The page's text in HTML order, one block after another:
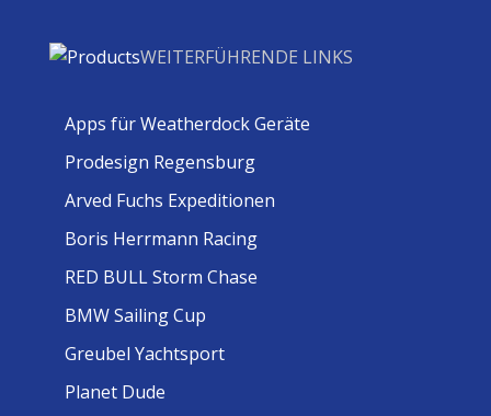
WEITERFÜHRENDE LINKS
Apps für Weatherdock Geräte
Prodesign Regensburg
Arved Fuchs Expeditionen
Boris Herrmann Racing
RED BULL Storm Chase
BMW Sailing Cup
Greubel Yachtsport
Planet Dude